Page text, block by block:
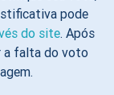
pode
do site. Após
a falta do voto